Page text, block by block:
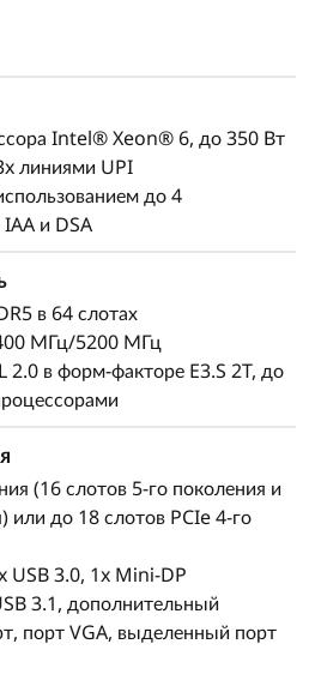
CRM и BI, а также
— это рабочие нагрузки,
каждым предприятием.
SR860 V4 — это
для высокой
с рабочими
ваше предприятие.
Intel® Xeon® 6,
памяти и возможность
и до 56 дисков — вы
и масштабировать
рабочие нагрузки вашего
ThinkSystem SR860 V4.
Intel® Xeon® 6, до 350 Вт
линиями UPI
до 4
и DSA
в 64 слотах
МГц/5200 МГц
в форм-факторе E3.S 2T, до
(16 слотов 5-го поколения и
или до 18 слотов PCIe 4-го
USB 3.0, 1x Mini-DP
3.1, дополнительный
порт VGA, выделенный порт